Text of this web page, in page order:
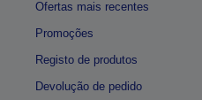
Ofertas mais recentes
Promoções
Registo de produtos
Devolução de pedido